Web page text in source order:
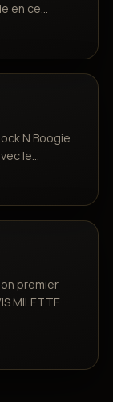
en ce…
N Boogie
le…
premier
MILETTE